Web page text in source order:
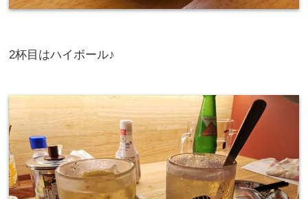
2杯目はハイボール♪